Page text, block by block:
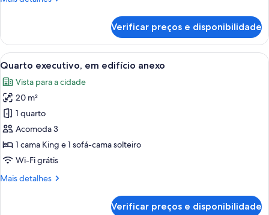
anexo
casal,
em
edifício
Verificar preços e disponibilidade
Carrega
todas
as
fotos
de
Quarto
executivo,
em
edifício
anexo
Quarto moderno com teto
9
Quarto executivo, em edifício anexo
Vista para a cidade
20 m²
1 quarto
Acomoda 3
1 cama King e 1 sofá-cama solteiro
Wi-Fi grátis
Mais detalhes
Mais
Verificar preços e disponibilidade